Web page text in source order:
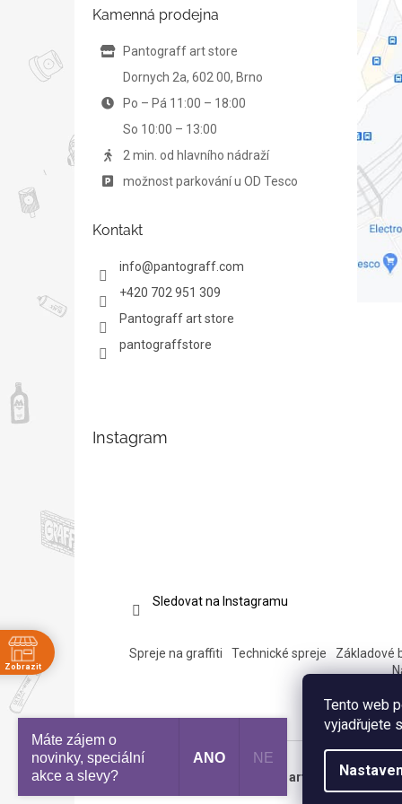
Tento web
vyjadřujete
Kamenná prodejna
Pantograff art store
Dornych 2a, 602 00, Brno
Po – Pá 11:00 – 18:00
So 10:00 – 13:00
2 min. od hlavního nádraží
možnost parkování u OD Tesco
Kontakt
info@pantograff.com
+420 702 951 309
Pantograff art store
pantograffstore
Instagram
Sledovat na Instagramu
Spreje na graffiti Technické spreje Základové
Copyright 2026 Eshop Pantograff art store. Všechna
Zobrazit
Máte zájem o
novinky, speciální
akce a slevy?​
ANO NE